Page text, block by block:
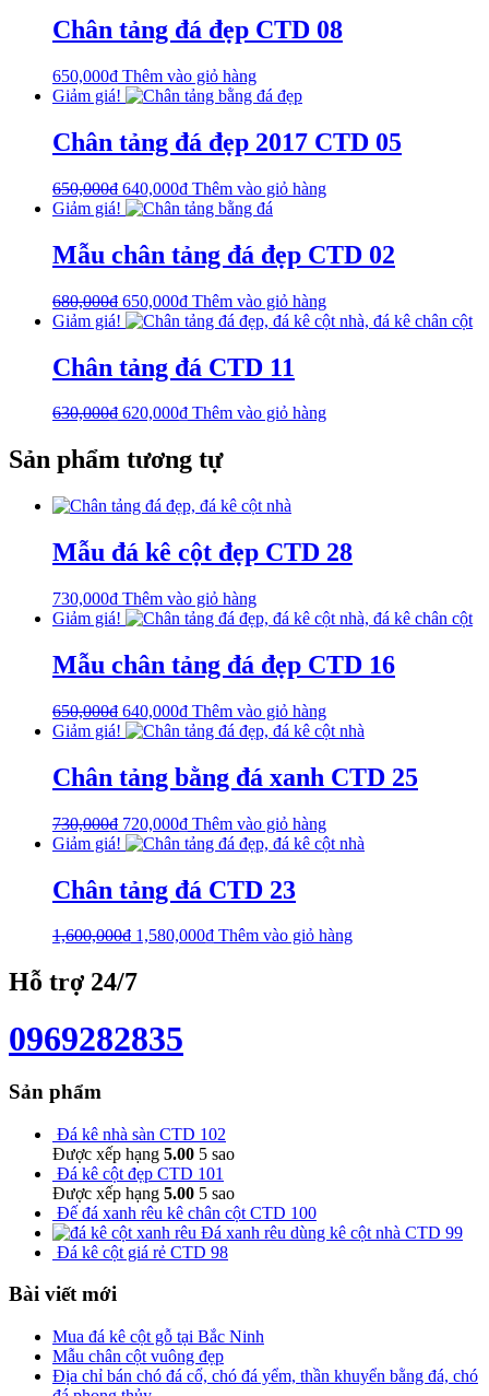
Chân tảng đá đẹp CTD 08
650,000₫ Thêm vào giỏ hàng
Giảm giá!
Chân tảng đá đẹp 2017 CTD 05
650,000₫ 640,000₫ Thêm vào giỏ hàng
Giảm giá!
Mẫu chân tảng đá đẹp CTD 02
680,000₫ 650,000₫ Thêm vào giỏ hàng
Giảm giá!
Chân tảng đá CTD 11
630,000₫ 620,000₫ Thêm vào giỏ hàng
Sản phẩm tương tự
Mẫu đá kê cột đẹp CTD 28
730,000₫ Thêm vào giỏ hàng
Giảm giá!
Mẫu chân tảng đá đẹp CTD 16
650,000₫ 640,000₫ Thêm vào giỏ hàng
Giảm giá!
Chân tảng bằng đá xanh CTD 25
730,000₫ 720,000₫ Thêm vào giỏ hàng
Giảm giá!
Chân tảng đá CTD 23
1,600,000₫ 1,580,000₫ Thêm vào giỏ hàng
Hỗ trợ 24/7
0969282835
Sản phẩm
Đá kê nhà sàn CTD 102
Được xếp hạng 5.00 5 sao
Đá kê cột đẹp CTD 101
Được xếp hạng 5.00 5 sao
Đế đá xanh rêu kê chân cột CTD 100
Đá xanh rêu dùng kê cột nhà CTD 99
Đá kê cột giá rẻ CTD 98
Bài viết mới
Mua đá kê cột gỗ tại Bắc Ninh
Mẫu chân cột vuông đẹp
Địa chỉ bán chó đá cổ, chó đá yểm, thần khuyển bằng đá, chó